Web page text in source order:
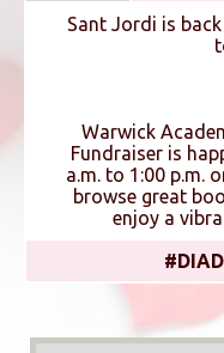
Sant Jordi is
Warwick
Fundraiser is
a.m. to 1:00 p.m.
browse great
enjoy a